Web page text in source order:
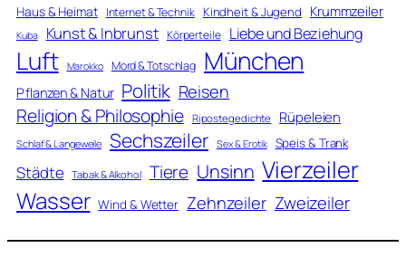
Haus & Heimat Internet & Technik Kindheit & Jugend Krummzeiler
Kuba Kunst & Inbrunst Körperteile Liebe und Beziehung
Luft Marokko Mord & Totschlag München
Pflanzen & Natur Politik Reisen
Religion & Philosophie Ripostegedichte Rüpeleien
Schlaf & Langeweile Sechszeiler Sex & Erotik Speis & Trank
Städte Tabak & Alkohol Tiere Unsinn Vierzeiler
Wasser Wind & Wetter Zehnzeiler Zweizeiler